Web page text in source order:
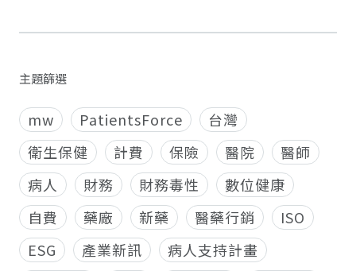
主題篩選
mw PatientsForce
台灣
衛生保健
計費 保險 醫院
醫師
病人
財務 財務毒性
數位健康
自費
藥廠 新藥 醫藥行銷
ISO
ESG
產業新訊
病人支持計畫